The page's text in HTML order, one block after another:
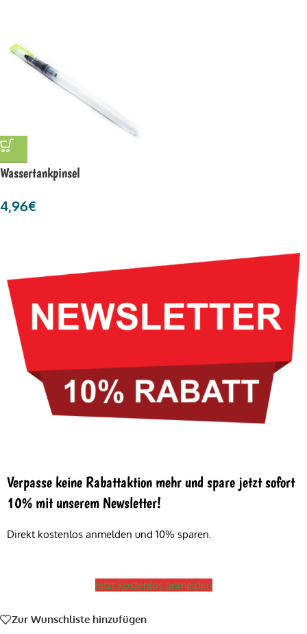
Wassertankpinsel
4,96€
Verpasse keine Rabattaktion mehr und spare jetzt sofort
10% mit unserem Newsletter!
Direkt kostenlos anmelden und 10% sparen.
Jetzt kostenlos anmelden
Zur Wunschliste hinzufügen